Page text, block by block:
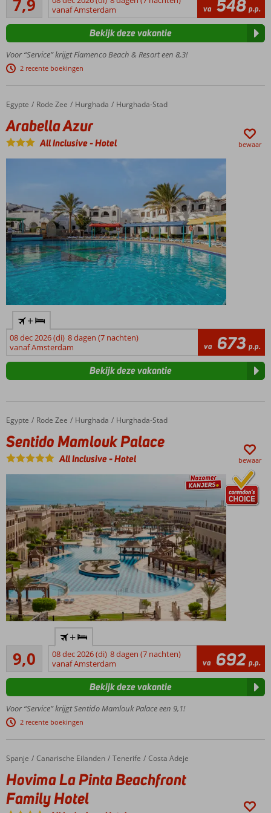
naar El Quseir
Duikschool
op het
resort
Ook
7,9
373
beoordelingenvanaf Amsterdam
va 548 p.p.
Voor “Service” krijgt Flamenco Beach & Resort een 8,3!
2 recente boekingen
Bekijk deze vakantie
Home
Egypte Rode Zee Hurghada Hurghada-Stad
Arabella Azur
Arabella Azur
All Inclusive-Hotel bewaar
+
08 dec 2026 (di) 8 dagen (7 nachten)
vanaf Amsterdam
va 673 p.p.
Bekijk deze vakantie
Home
Egypte Rode Zee Hurghada Hurghada-Stad
Sentido Mamlouk Palace
Sentido Mamlouk Palace
All Inclusive-Hotel bewaar
sterrenhotel
direct aan
het
privéstrand
aanbod
aan
restaurants
en bars
Kom
tot rust
in de Spa
Waanzinnig
9,0Uitstekend
479
beoordelingen
+
08 dec 2026 (di) 8 dagen (7 nachten)
vanaf Amsterdam
va 692 p.p.
Voor “Service” krijgt Sentido Mamlouk Palace een 9,1!
2 recente boekingen
Bekijk deze vakantie
Home
Spanje Canarische Eilanden Tenerife Costa Adeje
Hovima La Pinta Beachfront Family Hotel
Hovima La Pinta Beachfront
Family Hotel